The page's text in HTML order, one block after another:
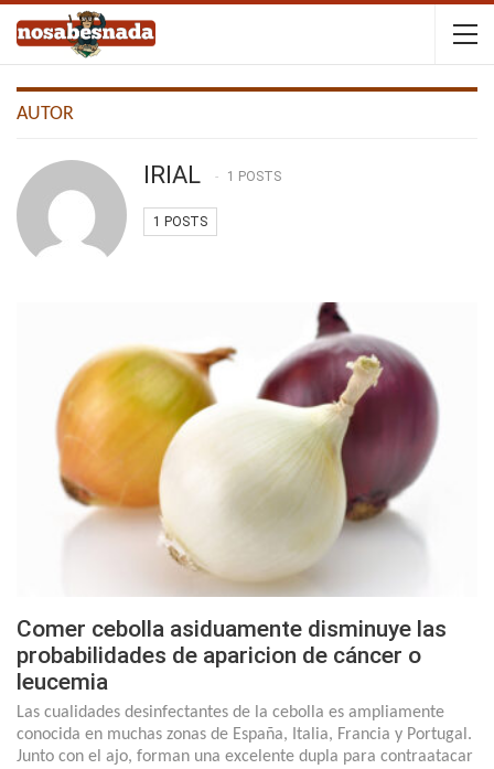
AUTOR
IRIAL 1 POSTS
1 POSTS
Comer cebolla asiduamente disminuye las
probabilidades de aparicion de cáncer o
leucemia
Las cualidades desinfectantes de la cebolla es ampliamente
conocida en muchas zonas de España, Italia, Francia y Portugal.
Junto con el ajo, forman una excelente dupla para contraatacar